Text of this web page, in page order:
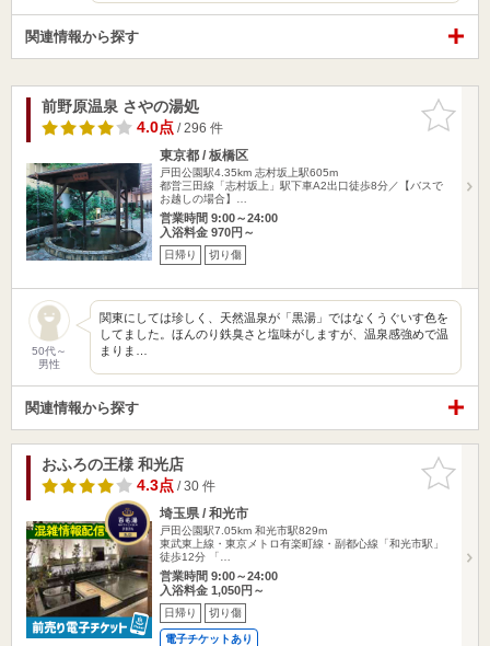
関連情報から探す
お気に入
りに追加
前野原温泉 さやの湯処
4.0点/ 296 件
東京都 / 板橋区
戸田公園駅4.35km 志村坂上駅605m
都営三田線「志村坂上」駅下車A2出口徒歩8分／【バスで
お越しの場合】…
営業時間 9:00～24:00
入浴料金 970円～
日帰り 切り傷
50代～
男性
関東にしては珍しく、天然温泉が「黒湯」ではなくうぐいす色を
してました。ほんのり鉄臭さと塩味がしますが、温泉感強めで温
まりま…
関連情報から探す
お気に入
りに追加
おふろの王様 和光店
4.3点/ 30 件
埼玉県 / 和光市
戸田公園駅7.05km 和光市駅829m
東武東上線・東京メトロ有楽町線・副都心線「和光市駅」
徒歩12分 「…
営業時間 9:00～24:00
入浴料金 1,050円～
日帰り 切り傷
電子チケットあり